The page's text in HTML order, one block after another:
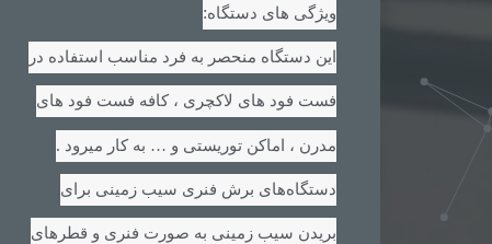
ویژگی های دستگاه:
این دستگاه منحصر به فرد مناسب استفاده در
فست فود های لاکچری ، کافه فست فود های
مدرن ، اماکن توریستی و … به کار میرود .
دستگاه‌های برش فنری سیب زمینی برای
بریدن سیب زمینی به صورت فنری و قطرهای